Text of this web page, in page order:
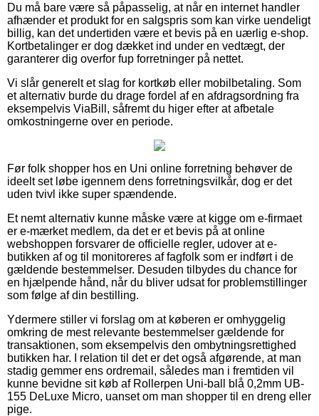
Du må bare være så påpasselig, at når en internet handler
afhænder et produkt for en salgspris som kan virke uendeligt
billig, kan det undertiden være et bevis på en uærlig e-shop.
Kortbetalinger er dog dækket ind under en vedtægt, der
garanterer dig overfor fup forretninger på nettet.
Vi slår generelt et slag for kortkøb eller mobilbetaling. Som
et alternativ burde du drage fordel af en afdragsordning fra
eksempelvis ViaBill, såfremt du higer efter at afbetale
omkostningerne over en periode.
Før folk shopper hos en Uni online forretning behøver de
ideelt set løbe igennem dens forretningsvilkår, dog er det
uden tvivl ikke super spændende.
Et nemt alternativ kunne måske være at kigge om e-firmaet
er e-mærket medlem, da det er et bevis på at online
webshoppen forsvarer de officielle regler, udover at e-
butikken af og til monitoreres af fagfolk som er indført i de
gældende bestemmelser. Desuden tilbydes du chance for
en hjælpende hånd, når du bliver udsat for problemstillinger
som følge af din bestilling.
Ydermere stiller vi forslag om at køberen er omhyggelig
omkring de mest relevante bestemmelser gældende for
transaktionen, som eksempelvis den ombytningsrettighed
butikken har. I relation til det er det også afgørende, at man
stadig gemmer ens ordremail, således man i fremtiden vil
kunne bevidne sit køb af Rollerpen Uni-ball blå 0,2mm UB-
155 DeLuxe Micro, uanset om man shopper til en dreng eller
pige.